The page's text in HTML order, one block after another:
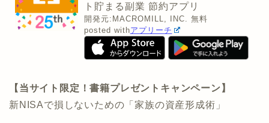
ト貯まる副業 節約アプリ
開発元: MACROMILL, INC.
無料
posted withアプリーチ
【当サイト限定！書籍プレゼントキャンペーン】
新NISAで損しないための「家族の資産形成術」